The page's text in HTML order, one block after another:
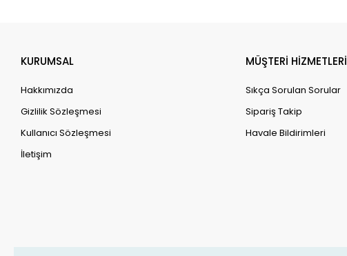
KURUMSAL
Hakkımızda
Gizlilik Sözleşmesi
Kullanıcı Sözleşmesi
İletişim
MÜŞTERİ HİZMETLERİ
Sıkça Sorulan Sorular
Sipariş Takip
Havale Bildirimleri